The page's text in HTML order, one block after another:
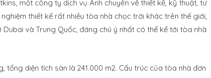
một công ty dịch vụ Anh chuyên về thiết kế, kỹ thuật, tư
thiết kế rất nhiều tòa nhà chọc trời khác trên thế giới,
và Trung Quốc, đáng chú ý nhất có thể kể tới tòa nhà
tổng diện tích sàn là 241.000 m2. Cấu trúc của tòa nhà đơn